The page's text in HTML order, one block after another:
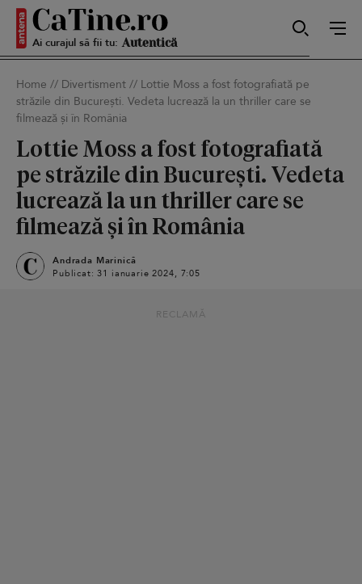
Ai curajul să fii tu: Sexy
Autentică
Sensibilă
Home // Divertisment // Lottie Moss a fost fotografiată pe
străzile din București. Vedeta lucrează la un thriller care se
filmează și în România
Lottie Moss a fost fotografiată
pe străzile din București. Vedeta
lucrează la un thriller care se
filmează și în România
Andrada Marinică
Publicat: 31 ianuarie 2024, 7:05
RECLAMĂ